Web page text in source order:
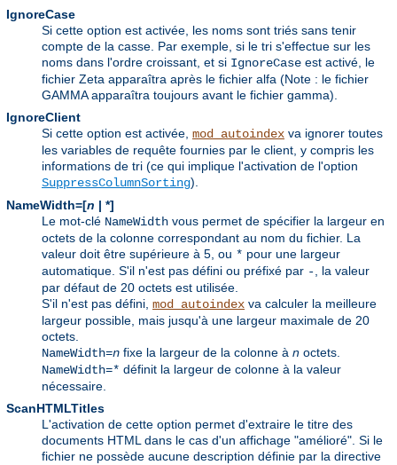
IgnoreCase
Si cette option est activée, les noms sont triés sans tenir
compte de la casse. Par exemple, si le tri s'effectue sur les
noms dans l'ordre croissant, et si IgnoreCase est activé, le
fichier Zeta apparaîtra après le fichier alfa (Note : le fichier
GAMMA apparaîtra toujours avant le fichier gamma).
IgnoreClient
Si cette option est activée, mod_autoindex va ignorer toutes
les variables de requête fournies par le client, y compris les
informations de tri (ce qui implique l'activation de l'option
SuppressColumnSorting).
NameWidth=[n | *]
Le mot-clé NameWidth vous permet de spécifier la largeur en
octets de la colonne correspondant au nom du fichier. La
valeur doit être supérieure à 5, ou * pour une largeur
automatique. S'il n'est pas défini ou préfixé par - , la valeur
par défaut de 20 octets est utilisée.
S'il n'est pas défini, mod_autoindex va calculer la meilleure
largeur possible, mais jusqu'à une largeur maximale de 20
octets.
NameWidth=n fixe la largeur de la colonne à n octets.
NameWidth=* définit la largeur de colonne à la valeur
nécessaire.
ScanHTMLTitles
L'activation de cette option permet d'extraire le titre des
documents HTML dans le cas d'un affichage "amélioré". Si le
fichier ne possède aucune description définie par la directive